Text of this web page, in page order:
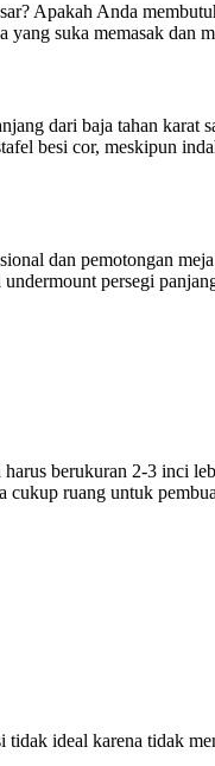
Apakah Anda
yang suka memasak dan
dari baja tahan karat
besi cor, meskipun
dan pemotongan
persegi
berukuran 2-3 inci
ruang untuk
tidak ideal karena tidak